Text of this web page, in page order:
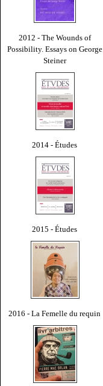
2012 - The Wounds of
Possibility. Essays on George
Steiner
2014 - Études
2015 - Études
2016 - La Femelle du requin